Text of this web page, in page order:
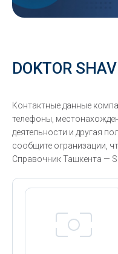
DOKTOR
Контактные данные
телефоны,
деятельности и другая
сообщите огранизации,
Справочник Ташкента —